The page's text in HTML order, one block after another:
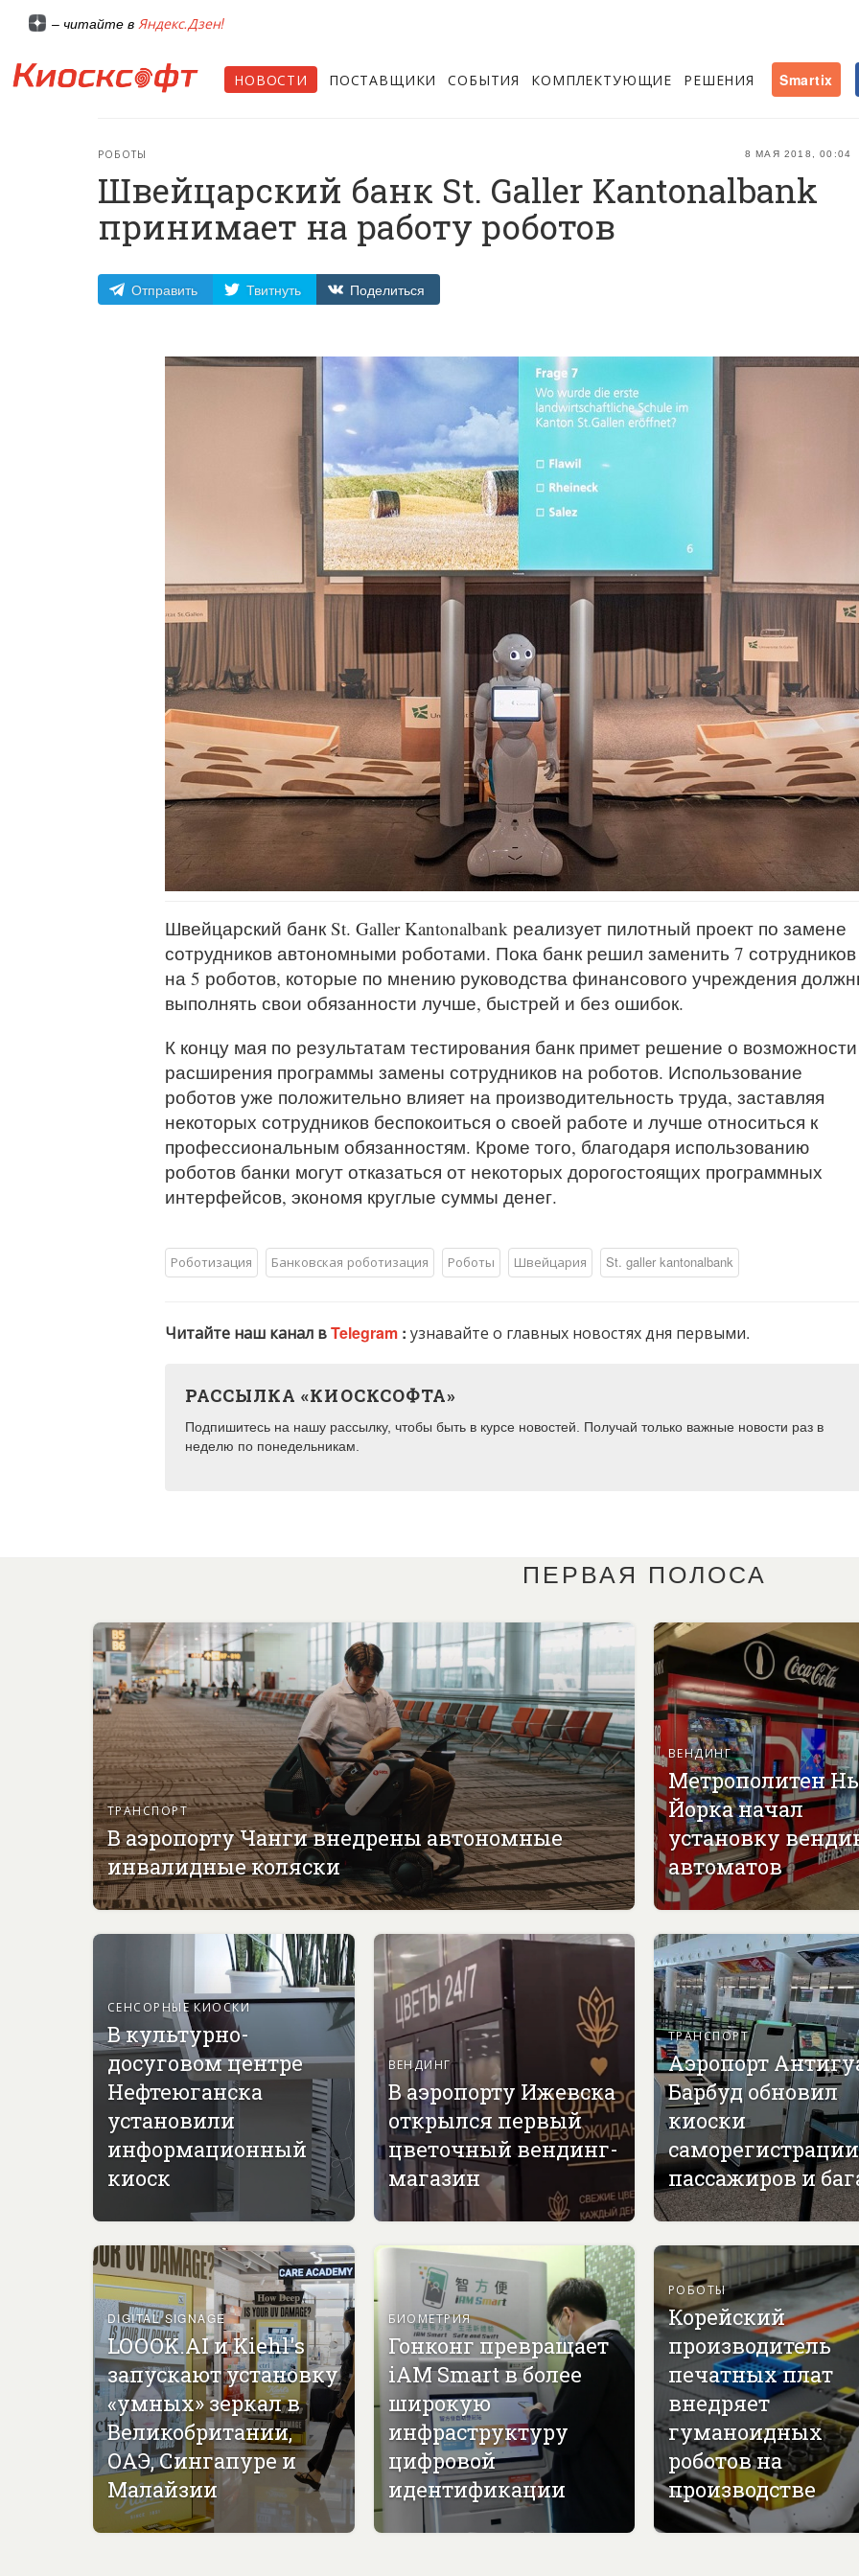
– читайте в Яндекс.Дзен!
НОВОСТИ ПОСТАВЩИКИ СОБЫТИЯ КОМПЛЕКТУЮЩИЕ РЕШЕНИЯ Smartix
8 МАЯ 2018, 00:04
РОБОТЫ
Швейцарский банк St. Galler Kantonalbank
принимает на работу роботов
Отправить Твитнуть Поделиться
Швейцарский банк St. Galler Kantonalbank реализует пилотный проект по замене
сотрудников автономными роботами. Пока банк решил заменить 7 сотрудников
на 5 роботов, которые по мнению руководства финансового учреждения
выполнять свои обязанности лучше, быстрей и без ошибок.
К концу мая по результатам тестирования банк примет решение о возможности
расширения программы замены сотрудников на роботов. Использование
роботов уже положительно влияет на производительность труда, заставляя
некоторых сотрудников беспокоиться о своей работе и лучше относиться к
профессиональным обязанностям. Кроме того, благодаря использованию
роботов банки могут отказаться от некоторых дорогостоящих программных
интерфейсов, экономя круглые суммы денег.
Роботизация Банковская роботизация Роботы Швейцария St. galler kantonalbank
Читайте наш канал вTelegram : узнавайте о главных новостях дня первыми.
РАССЫЛКА «КИОСКСОФТА»
Подпишитесь на нашу рассылку, чтобы быть в курсе новостей. Получай только важные новости раз в
неделю по понедельникам.
ПЕРВАЯ ПОЛОСА
ТРАНСПОРТ
В аэропорту Чанги внедрены автономные
инвалидные коляски
ВЕНДИНГ
Метрополитен
Йорка начал
установку
автоматов
СЕНСОРНЫЕ КИОСКИ
В культурно-
досуговом центре
Нефтеюганска
установили
информационный
киоск
ВЕНДИНГ
В аэропорту Ижевска
открылся первый
цветочный вендинг-
магазин
ТРАНСПОРТ
Аэропорт
Барбуд обновил
киоски
саморегистрации
пассажиров и
DIGITAL SIGNAGE
LOOOK.AI и Kiehl's
запускают установку
«умных» зеркал в
Великобритании,
ОАЭ, Сингапуре и
Малайзии
БИОМЕТРИЯ
Гонконг превращает
iAM Smart в более
широкую
инфраструктуру
цифровой
идентификации
РОБОТЫ
Корейский
производитель
печатных плат
внедряет
гуманоидных
роботов на
производстве